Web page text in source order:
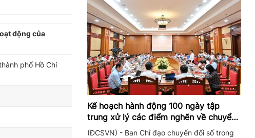
động của
phố Hồ Chí
Kế hoạch hành động 100 ngày tập
trung xử lý các điểm nghẽn về chuyển
đổi số trong các cơ quan Đảng
(ĐCSVN) - Ban Chỉ đạo chuyển đổi số trong